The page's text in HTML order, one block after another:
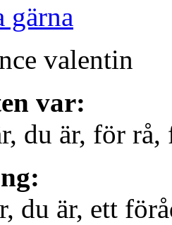
gärna
valentin
var:
du är, för rå,
du är, ett